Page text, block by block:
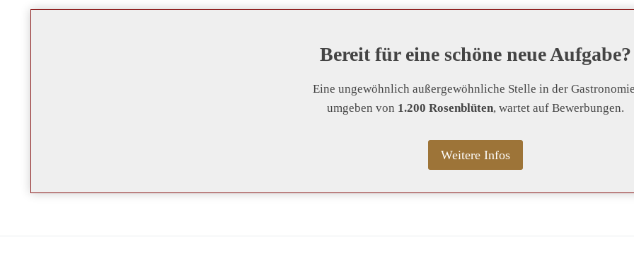
Bereit für eine schöne neue Aufgabe?
Eine ungewöhnlich außergewöhnliche Stelle in der
umgeben von 1.200 Rosenblüten, wartet auf Bewerbungen.
Weitere Infos